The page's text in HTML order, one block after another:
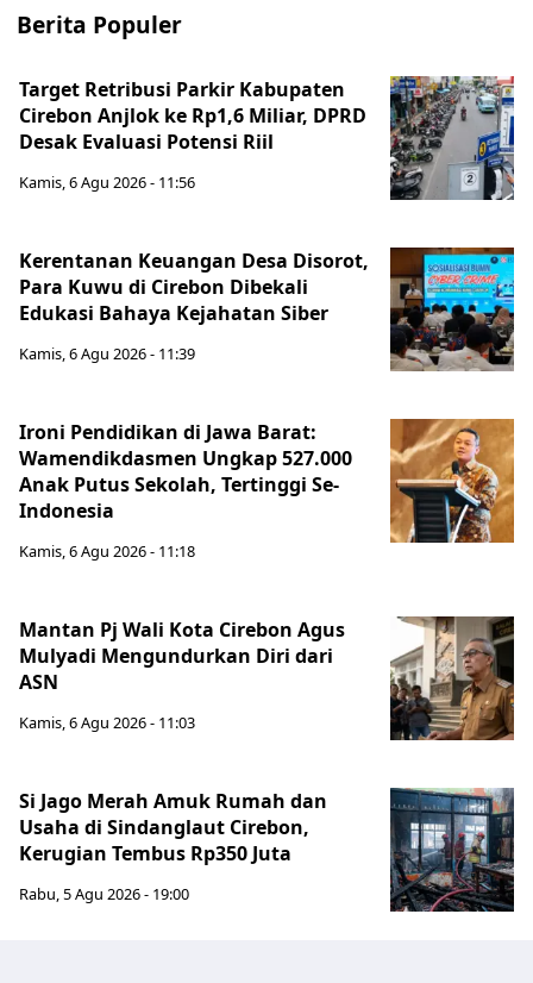
Berita Populer
Target Retribusi Parkir Kabupaten
Cirebon Anjlok ke Rp1,6 Miliar, DPRD
Desak Evaluasi Potensi Riil
Kamis, 6 Agu 2026 - 11:56
Kerentanan Keuangan Desa Disorot,
Para Kuwu di Cirebon Dibekali
Edukasi Bahaya Kejahatan Siber
Kamis, 6 Agu 2026 - 11:39
Ironi Pendidikan di Jawa Barat:
Wamendikdasmen Ungkap 527.000
Anak Putus Sekolah, Tertinggi Se-
Indonesia
Kamis, 6 Agu 2026 - 11:18
Mantan Pj Wali Kota Cirebon Agus
Mulyadi Mengundurkan Diri dari
ASN
Kamis, 6 Agu 2026 - 11:03
Si Jago Merah Amuk Rumah dan
Usaha di Sindanglaut Cirebon,
Kerugian Tembus Rp350 Juta
Rabu, 5 Agu 2026 - 19:00